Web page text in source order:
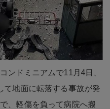
ンドミニアムで11月4日、
て地面に転落する事故が発
、軽傷を負って病院へ搬